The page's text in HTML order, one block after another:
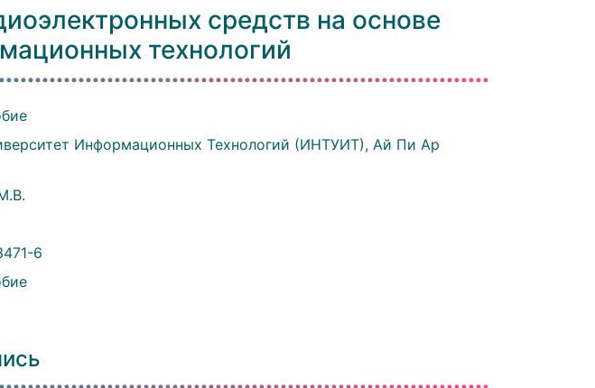
средств на основе
технологий
Информационных Технологий (ИНТУИТ), Ай Пи Ар
6